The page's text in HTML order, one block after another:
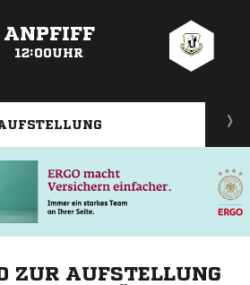
ANPFIFF
12:00UHR
ZUR AUFSTELLUNG